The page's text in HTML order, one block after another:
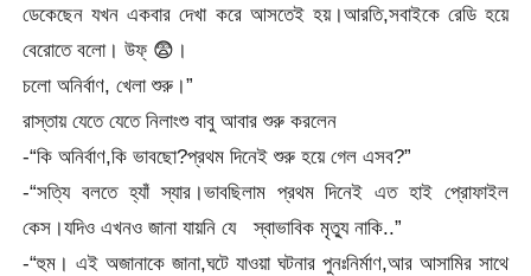
ডেকেছেন যখন একবার দেখা করে আসতেই হয়।আরতি,সবাইকে রেডি হয়ে
বেরোতে বলো। উফ্ 😨।
চলো অনির্বাণ, খেলা শুরু।”
রাস্তায় যেতে যেতে নিলাংশু বাবু আবার শুরু করলেন
-“কি অনির্বাণ,কি ভাবছো?প্রথম দিনেই শুরু হয়ে গেল এসব?”
-“সত্যি বলতে হ্যাঁ স্যার।ভাবছিলাম প্রথম দিনেই এত হাই প্রোফাইল
কেস।যদিও এখনও জানা যায়নি যে স্বাভাবিক মৃত্যু নাকি..”
-“হুম। এই অজানাকে জানা,ঘটে যাওয়া ঘটনার পুনঃনির্মাণ,আর আসামির সাথে